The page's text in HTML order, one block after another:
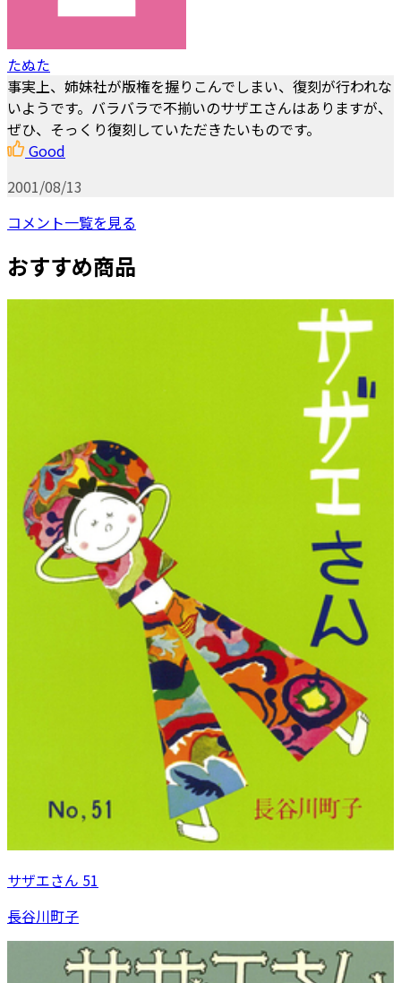
たぬた
事実上、姉妹社が版権を握りこんでしまい、復刻が行われな
いようです。バラバラで不揃いのサザエさんはありますが、
ぜひ、そっくり復刻していただきたいものです。
Good
2001/08/13
コメント一覧を見る
おすすめ商品
サザエさん 51
長谷川町子